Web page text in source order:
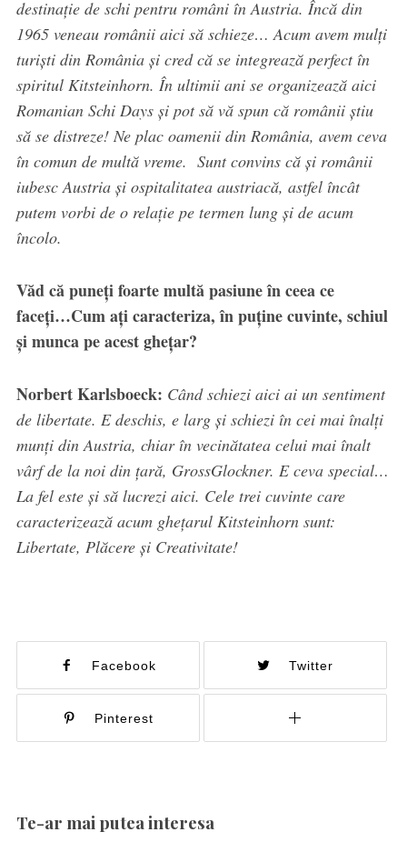
destinație de schi pentru români în Austria. Încă din
1965 veneau românii aici să schieze… Acum avem mulți
turiști din România și cred că se integrează perfect în
spiritul Kitsteinhorn. În ultimii ani se organizează aici
Romanian Schi Days și pot să vă spun că românii știu
să se distreze! Ne plac oamenii din România, avem ceva
în comun de multă vreme. Sunt convins că și românii
iubesc Austria și ospitalitatea austriacă, astfel încât
putem vorbi de o relație pe termen lung și de acum
încolo.
Văd că puneți foarte multă pasiune în ceea ce
faceți…Cum ați caracteriza, în puține cuvinte, schiul
și munca pe acest ghețar?
Norbert Karlsboeck: Când schiezi aici ai un sentiment
de libertate. E deschis, e larg și schiezi în cei mai înalți
munți din Austria, chiar în vecinătatea celui mai înalt
vârf de la noi din țară, GrossGlockner. E ceva special…
La fel este și să lucrezi aici. Cele trei cuvinte care
caracterizează acum ghețarul Kitsteinhorn sunt:
Libertate, Plăcere și Creativitate!
Facebook Twitter
Pinterest
Te-ar mai putea interesa